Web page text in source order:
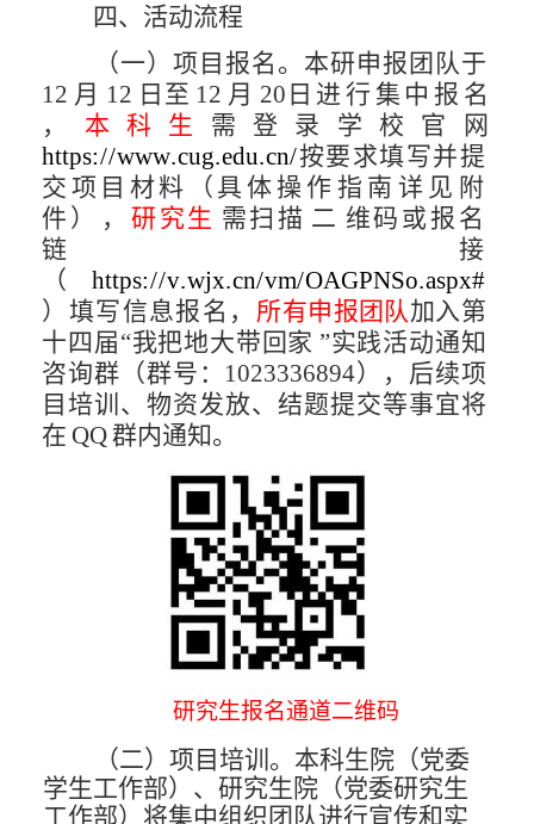
四、活动流程
（一）项目报名。 本研申报团队于
12 月 12 日至 12 月 20 日 进 行 集 中 报 名
，
本 科 生 需 登 录 学 校 官
网
https://www.cug.edu.cn/按要求填写并提
交项目材料（具体操作指南详见附
件 ） ， 研究生 需扫描 二 维码或报名
链接
（ https://v.wjx.cn/vm/OAGPNSo.aspx#
）填写信息报名， 所有申报团队 加入第
十四届“我把地大带回家 ”实践活动通知
咨询群 （群号： 1023336894） ， 后续项
目培训、物资发放、结题提交等事宜将
在 QQ群内通知。
研究生报名通道二维码
（二）项目培训。 本科生院（党委
学生工作部）、研究生 院（党委研究生
工作部）将集中组织团队进行宣传和实